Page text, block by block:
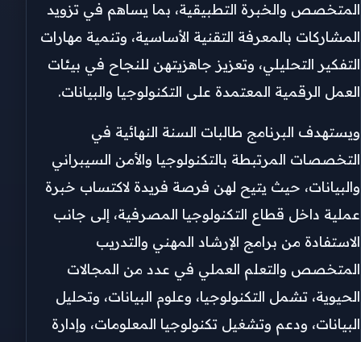
المتخصص والخبرة التطبيقية، بما يساهم في تزويد
المشاركات بالمعرفة التقنية الأساسية، وتنمية مهارات
التفكير التحليلي، وتعزيز جاهزيتهن للنجاح في بيئات
العمل الرقمية المعتمدة على التكنولوجيا والبيانات.
ويستهدف البرنامج طالبات السنة النهائية في
التخصصات المرتبطة بالتكنولوجيا والأمن السيبراني
والبيانات، حيث يتيح لهن فرصة فريدة لاكتساب خبرة
عملية داخل قطاع التكنولوجيا المصرفية، إلى جانب
الاستفادة من برامج الإرشاد المهني والتدريب
المتخصص والتعلم العملي في عدد من المجالات
الحيوية، تشمل التكنولوجيا، وعلوم البيانات، وتحليل
البيانات، ودعم وتشغيل تكنولوجيا المعلومات، وإدارة